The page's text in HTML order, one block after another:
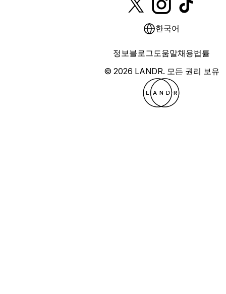
한국어
© 2026 LANDR. 모든 권리 보유
정보블로그도움말채용법률